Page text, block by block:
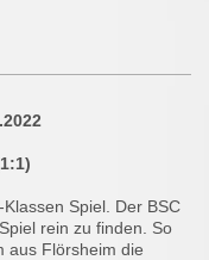
Spiel. Der BSC
rein zu finden. So
aus Flörsheim die